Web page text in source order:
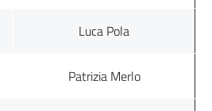
Luca Pola
Patrizia Merlo